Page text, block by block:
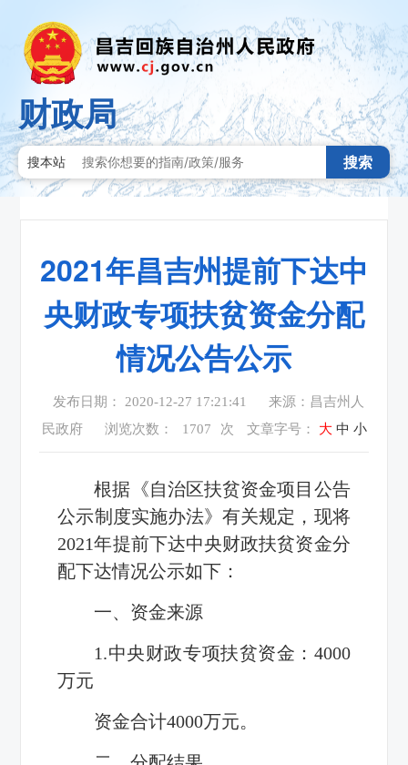
财政局
搜本站 搜索
2021年昌吉州提前下达中
央财政专项扶贫资金分配
情况公告公示
发布日期： 2020-12-27 17:21:41
来源：昌吉州人
民政府
浏览次数： 1707 次 文章字号： 大 中 小
根据《自治区扶贫资金项目公告
公示制度实施办法》有关规定，现将
2021年提前下达中央财政扶贫资金分
配下达情况公示如下：
一、资金来源
1.中央财政专项扶贫资金： 4000
万元
资金合计4000万元。